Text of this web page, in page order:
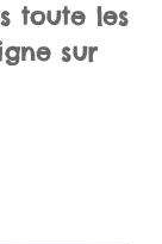
toute les
sur